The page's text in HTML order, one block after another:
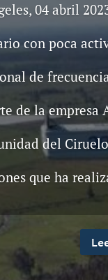
04 abril
con poca
de
de la empresa
del
que ha